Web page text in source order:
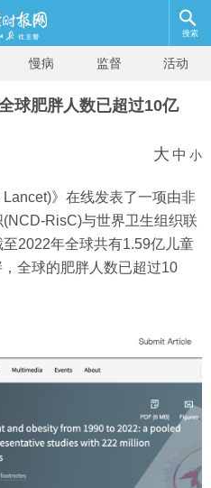
搜索
慢病 监督 活动
球肥胖人数已超过10亿
大 中 小
》在线发表了一项由非
RisC)与世界卫生组织联
2022年全球共有1.59亿儿童
全球的肥胖人数已超过10